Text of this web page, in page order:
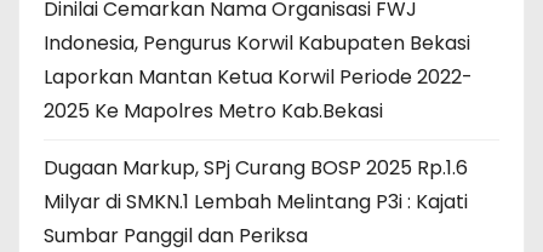
Dinilai Cemarkan Nama Organisasi FWJ
Indonesia, Pengurus Korwil Kabupaten Bekasi
Laporkan Mantan Ketua Korwil Periode 2022-
2025 Ke Mapolres Metro Kab.Bekasi
Dugaan Markup, SPj Curang BOSP 2025 Rp.1.6
Milyar di SMKN.1 Lembah Melintang P3i : Kajati
Sumbar Panggil dan Periksa